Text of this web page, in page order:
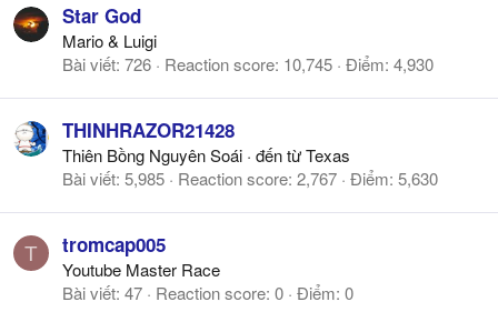
Star God
Mario & Luigi
Bài viết 726 Reaction score 10,745 Điểm 4,930
THINHRAZOR21428
Thiên Bồng Nguyên Soái · đến từTexas
Bài viết 5,985 Reaction score 2,767 Điểm 5,630
T tromcap005
Youtube Master Race
Bài viết 47 Reaction score 0 Điểm 0